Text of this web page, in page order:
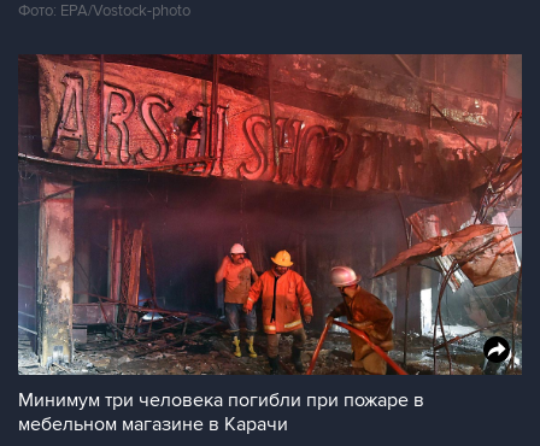
Фото: EPA/Vostock-photo
Минимум три человека погибли при пожаре в
мебельном магазине в Карачи